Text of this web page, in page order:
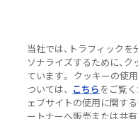
当社では、トラフィックを
ソナライズするために、
ています。 クッキーの使
ついては、
こちら をご覧
ェブサイトの使用に関す
ートナーへ販売または共